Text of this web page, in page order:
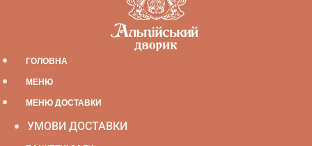
ГОЛОВНА
МЕНЮ
МЕНЮ ДОСТАВКИ
УМОВИ ДОСТАВКИ